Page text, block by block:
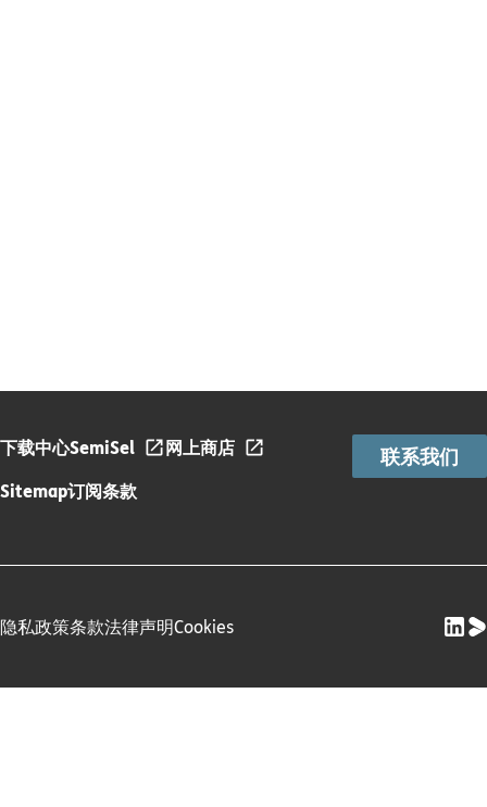
下载中心SemiSel
网上商店
Sitemap订阅条款
联系我们
隐私政策条款法律声明Cookies